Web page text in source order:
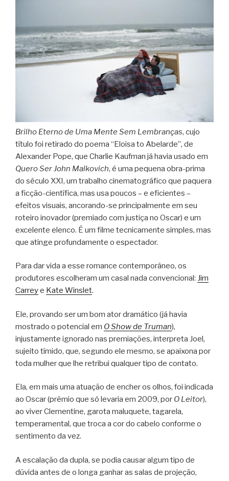
Brilho Eterno de Uma Mente Sem Lembranças, cujo
título foi retirado do poema “Eloisa to Abelarde”, de
Alexander Pope, que Charlie Kaufman já havia usado em
Quero Ser John Malkovich, é uma pequena obra-prima
do século XXI, um trabalho cinematográfico que paquera
a ficção-científica, mas usa poucos – e eficientes –
efeitos visuais, ancorando-se principalmente em seu
roteiro inovador (premiado com justiça no Oscar) e um
excelente elenco. É um filme tecnicamente simples, mas
que atinge profundamente o espectador.
Para dar vida a esse romance contemporâneo, os
produtores escolheram um casal nada convencional: Jim
Carreye Kate Winslet.
Ele, provando ser um bom ator dramático (já havia
mostrado o potencial em O Show de Truman),
injustamente ignorado nas premiações, interpreta Joel,
sujeito tímido, que, segundo ele mesmo, se apaixona por
toda mulher que lhe retribui qualquer tipo de contato.
Ela, em mais uma atuação de encher os olhos, foi indicada
ao Oscar (prêmio que só levaria em 2009, por O Leitor),
ao viver Clementine, garota maluquete, tagarela,
temperamental, que troca a cor do cabelo conforme o
sentimento da vez.
A escalação da dupla, se podia causar algum tipo de
dúvida antes de o longa ganhar as salas de projeção,